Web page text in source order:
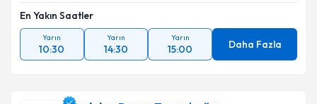
En Yakın Saatler
Yarın
10:30
Yarın
14:30
Yarın
15:00 Daha Fazla